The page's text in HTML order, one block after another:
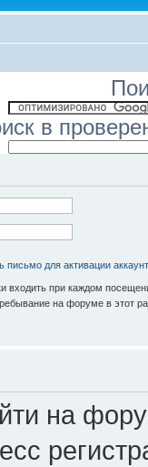
в
письмо для активации
входить при каждом
на форуме в этот
на